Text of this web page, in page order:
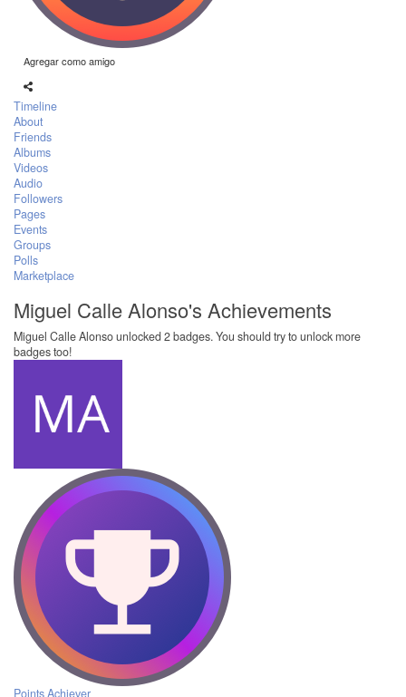
Agregar como amigo
Timeline
About
Friends
Albums
Videos
Audio
Followers
Pages
Events
Groups
Polls
Marketplace
Miguel Calle Alonso's Achievements
Miguel Calle Alonso unlocked 2 badges. You should try to unlock more
badges too!
Points Achiever